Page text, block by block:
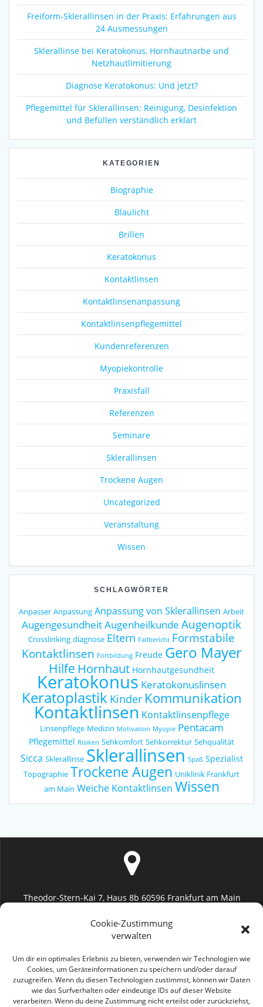
Cookie-Zustimmung
verwalten
Um dir ein optimales Erlebnis zu bieten, verwenden wir Technologien wie
Cookies, um Geräteinformationen zu speichern und/oder darauf
zuzugreifen. Wenn du diesen Technologien zustimmst, können wir Daten
wie das Surfverhalten oder eindeutige IDs auf dieser Website
verarbeiten. Wenn du deine Zustimmung nicht erteilst oder zurückziehst,
Freiform-Sklerallinsen in der Praxis: Erfahrungen aus
24 Ausmessungen
Sklerallinse bei Keratokonus, Hornhautnarbe und
Netzhautlimitierung
Diagnose Keratokonus: Und jetzt?
Pflegemittel für Sklerallinsen: Reinigung, Desinfektion
und Befüllen verständlich erklärt
KATEGORIEN
Biographie
Blaulicht
Brillen
Keratokonus
Kontaktlinsen
Kontaktlinsenanpassung
Kontaktlinsenpflegemittel
Kundenreferenzen
Myopiekontrolle
Praxisfall
Referenzen
Seminare
Sklerallinsen
Trockene Augen
Uncategorized
Veranstaltung
Wissen
SCHLAGWÖRTER
Anpasser Anpassung Anpassung von Sklerallinsen Arbeit
AugengesundheitAugenheilkunde Augenoptik
Crosslinking diagnose Eltern Fallbericht Formstabile
Kontaktlinsen Fortbildung Freude Gero Mayer
Hilfe Hornhaut Hornhautgesundheit
Keratokonus Keratokonuslinsen
Keratoplastik Kinder Kommunikation
Kontaktlinsen Kontaktlinsenpflege
Linsenpflege Medizin Motivation Myopie Pentacam
Pflegemittel Risiken Sehkomfort Sehkorrektur Sehqualität
Sicca Sklerallinse Sklerallinsen Spaß Spezialist
Topographie Trockene Augen Uniklinik Frankfurt
am Main Weiche Kontaktlinsen Wissen
Theodor-Stern-Kai 7, Haus 8b 60596 Frankfurt am Main
info@geromayer.de